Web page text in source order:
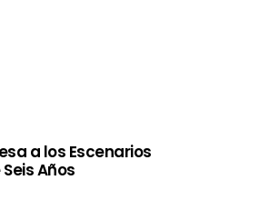
a los Escenarios
Años